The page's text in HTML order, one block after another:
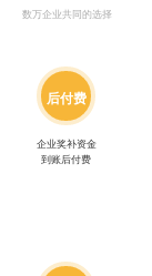
数万企业共同的选择
后付费
企业奖补资金
到账后付费